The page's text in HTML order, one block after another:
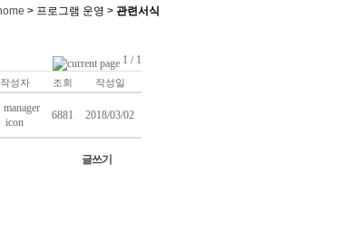
> 프로그램 운영 > 관련서식
1 / 1
작성자 조회 작성일
6881 2018/03/02